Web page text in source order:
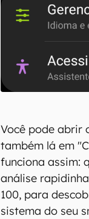
Você pode abrir
também lá em
funciona assim:
análise
100, para
sistema do seu